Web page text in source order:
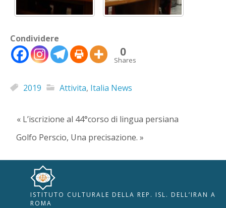
Condividere
0
Shares
2019 Attivita, Italia News
« L’iscrizione al 44°corso di lingua persiana
Golfo Perscio, Una precisazione. »
ISTITUTO CULTURALE DELLA REP. ISL. DELL’IRAN A
ROMA
RIPRISTINA 🇮🇹 🇬🇧